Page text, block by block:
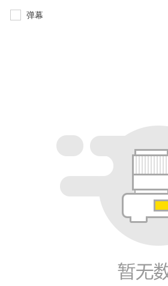
弹幕